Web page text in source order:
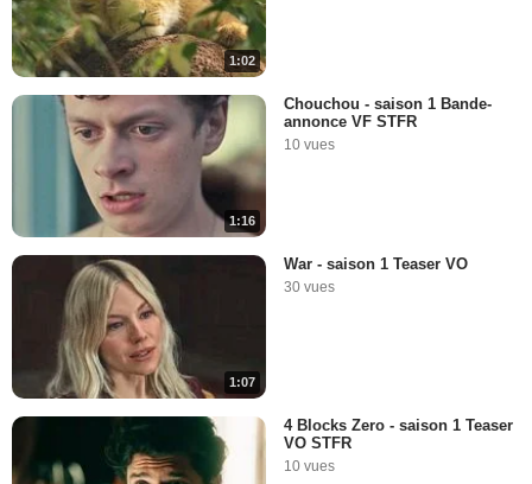
1:02
1:16
Chouchou - saison 1 Bande-
annonce VF STFR
10 vues
1:07
War - saison 1 Teaser VO
30 vues
4 Blocks Zero - saison 1 Teaser
VO STFR
10 vues